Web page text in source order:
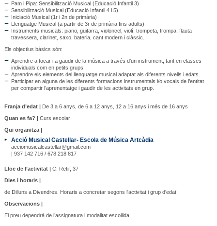
Pam i Pipa: Sensibilització Musical (Educació Infantil 3)
Sensibilització Musical (Educació Infantil 4 i 5)
Iniciació Musical (1r i 2n de primària)
Llenguatge Musical (a partir de 3r de primària fins adults)
Instruments musicals: piano, guitarra, violoncel, violí, trompeta, trompa, flauta
travessera, clarinet, saxo, bateria, cant modern i clàssic.
Els objectius bàsics són:
Aprendre a tocar i a gaudir de la música a través d’un instrument, tant en classes
individuals com en petits grups
Aprendre els elements del llenguatge musical adaptat als diferents nivells i edats.
Participar en alguna de les diferents formacions instrumentals i/o vocals de l’entitat
per compartir l’aprenentatge i gaudir de les activitats en grup.
Franja d’edat |
De 3 a 6 anys, de 6 a 12 anys, 12 a 16 anys i més de 16 anys
Quan es fa? |
Curs escolar
Qui organitza |
Acció Musical Castellar- Escola de Música Artcàdia
acciomusicalcastellar@gmail.com
| 937 142 716 / 678 218 817
Lloc de l’activitat |
C. Retir, 37
Dies i horaris |
de Dilluns a Divendres. Horaris a concretar segons l'activitat i grup d'edat.
Observacions |
El preu dependrà de l’assignatura i modalitat escollida.